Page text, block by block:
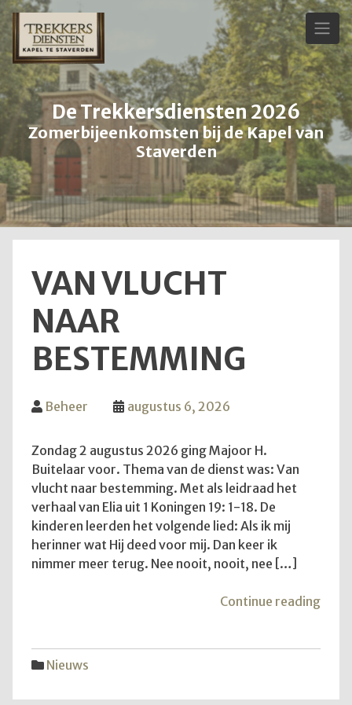
Skip
to
content
De Trekkersdiensten 2026
Zomerbijeenkomsten bij de Kapel van
Staverden
VAN VLUCHT
NAAR
BESTEMMING
Beheer augustus 6, 2026
Zondag 2 augustus 2026 ging Majoor H.
Buitelaar voor. Thema van de dienst was: Van
vlucht naar bestemming. Met als leidraad het
verhaal van Elia uit 1 Koningen 19: 1-18. De
kinderen leerden het volgende lied: Als ik mij
herinner wat Hij deed voor mij. Dan keer ik
nimmer meer terug. Nee nooit, nooit, nee […]
Continue reading"Van
Nieuws